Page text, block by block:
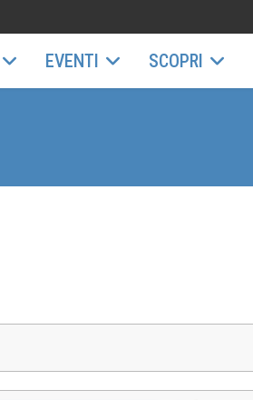
EVENTI SCOPRI